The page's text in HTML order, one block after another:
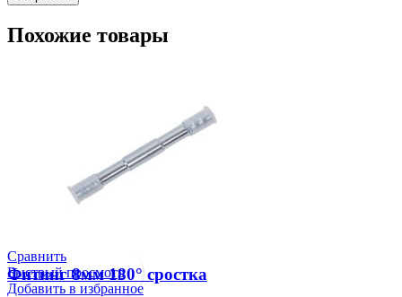
Похожие товары
Сравнить
Быстрый просмотр
Добавить в избранное
Фитинг 8мм 180° сростка